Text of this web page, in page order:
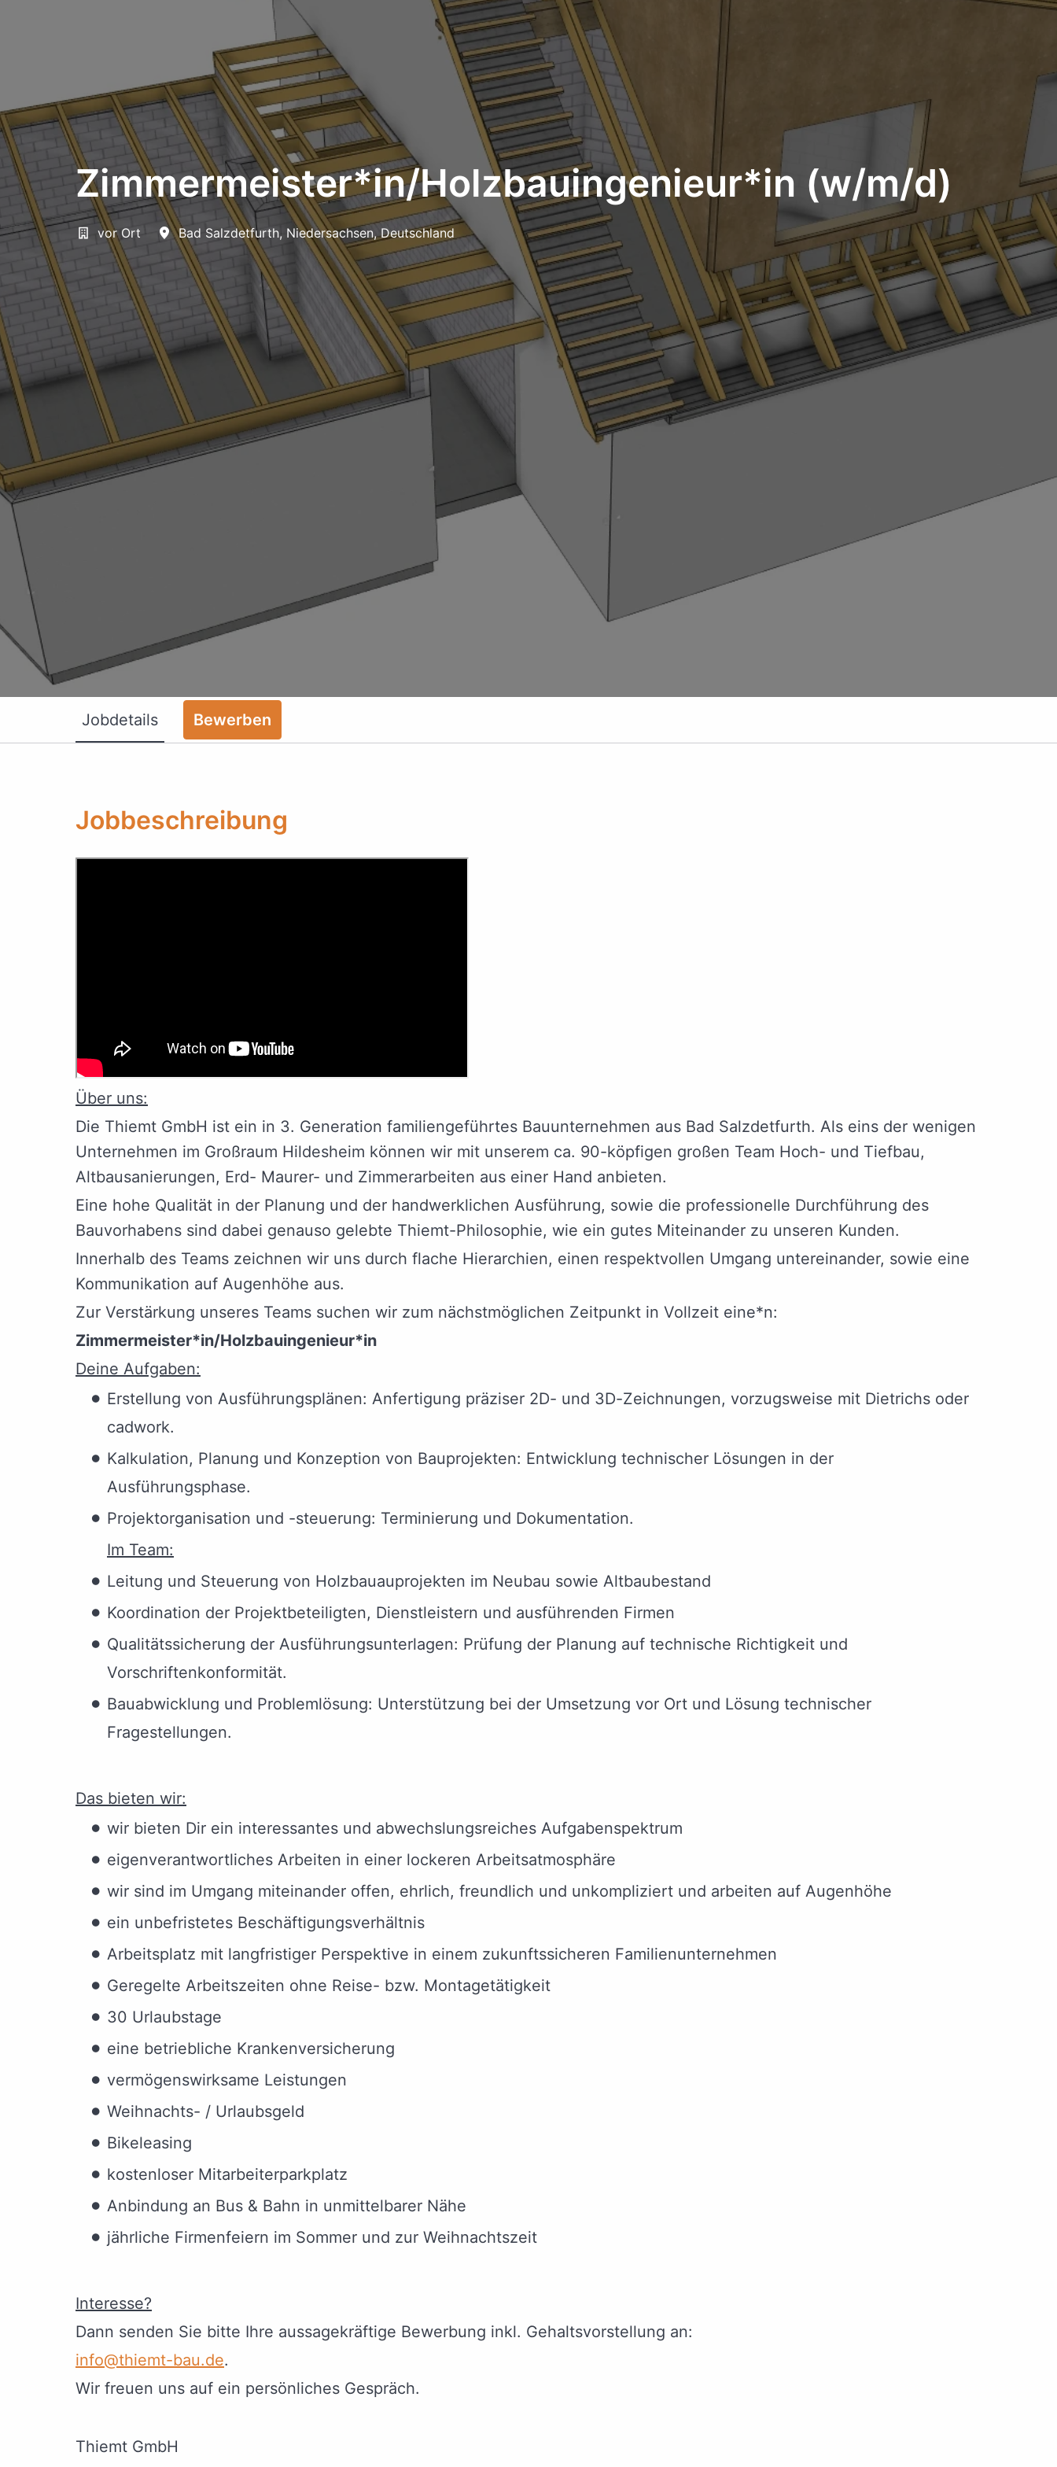
Zimmermeister*in/Holzbauingenieur*in (w/m/d)
vor Ort Bad Salzdetfurth, Niedersachsen, Deutschland
Jobdetails Bewerben
Jobbeschreibung
Über uns:
Die Thiemt GmbH ist ein in 3. Generation familiengeführtes Bauunternehmen aus Bad Salzdetfurth. Als eins der wenigen
Unternehmen im Großraum Hildesheim können wir mit unserem ca. 90-köpfigen großen Team Hoch- und Tiefbau,
Altbausanierungen, Erd- Maurer- und Zimmerarbeiten aus einer Hand anbieten.
Eine hohe Qualität in der Planung und der handwerklichen Ausführung, sowie die professionelle Durchführung des
Bauvorhabens sind dabei genauso gelebte Thiemt-Philosophie, wie ein gutes Miteinander zu unseren Kunden.
Innerhalb des Teams zeichnen wir uns durch flache Hierarchien, einen respektvollen Umgang untereinander, sowie eine
Kommunikation auf Augenhöhe aus.
Zur Verstärkung unseres Teams suchen wir zum nächstmöglichen Zeitpunkt in Vollzeit eine*n:
Zimmermeister*in/Holzbauingenieur*in
Deine Aufgaben:
Erstellung von Ausführungsplänen: Anfertigung präziser 2D- und 3D-Zeichnungen, vorzugsweise mit Dietrichs oder
cadwork.
Kalkulation, Planung und Konzeption von Bauprojekten: Entwicklung technischer Lösungen in der
Ausführungsphase.
Projektorganisation und -steuerung: Terminierung und Dokumentation.
Im Team:
Leitung und Steuerung von Holzbauauprojekten im Neubau sowie Altbaubestand
Koordination der Projektbeteiligten, Dienstleistern und ausführenden Firmen
Qualitätssicherung der Ausführungsunterlagen: Prüfung der Planung auf technische Richtigkeit und
Vorschriftenkonformität.
Bauabwicklung und Problemlösung: Unterstützung bei der Umsetzung vor Ort und Lösung technischer
Fragestellungen.
Das bieten wir:
wir bieten Dir ein interessantes und abwechslungsreiches Aufgabenspektrum
eigenverantwortliches Arbeiten in einer lockeren Arbeitsatmosphäre
wir sind im Umgang miteinander offen, ehrlich, freundlich und unkompliziert und arbeiten auf Augenhöhe
ein unbefristetes Beschäftigungsverhältnis
Arbeitsplatz mit langfristiger Perspektive in einem zukunftssicheren Familienunternehmen
Geregelte Arbeitszeiten ohne Reise- bzw. Montagetätigkeit
30 Urlaubstage
eine betriebliche Krankenversicherung
vermögenswirksame Leistungen
Weihnachts- / Urlaubsgeld
Bikeleasing
kostenloser Mitarbeiterparkplatz
Anbindung an Bus & Bahn in unmittelbarer Nähe
jährliche Firmenfeiern im Sommer und zur Weihnachtszeit
Interesse?
Dann senden Sie bitte Ihre aussagekräftige Bewerbung inkl. Gehaltsvorstellung an:
info@thiemt-bau.de.
Wir freuen uns auf ein persönliches Gespräch.
Thiemt GmbH